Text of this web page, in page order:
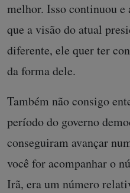
melhor. Isso continuou e
que a visão do atual
diferente, ele quer ter
da forma dele.
Também não consigo
período do governo
conseguiram avançar
você for acompanhar o
Irã, era um número